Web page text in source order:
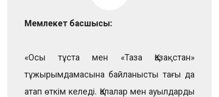
Мемлекет басшысы:
«Осы тұста мен «Таза Қазақстан»
тұжырымдамасына байланысты тағы да
атап өткім келеді. Қалалар мен ауылдарды